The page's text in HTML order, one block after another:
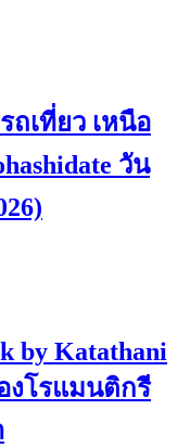
ถเที่ยว เหนือ
วัน
by Katathani
งโรแมนติกรี